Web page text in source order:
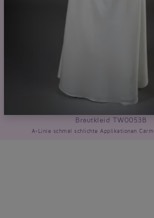
Brautkleid TW0053B
A-Linie schmal schlichte Applikationen